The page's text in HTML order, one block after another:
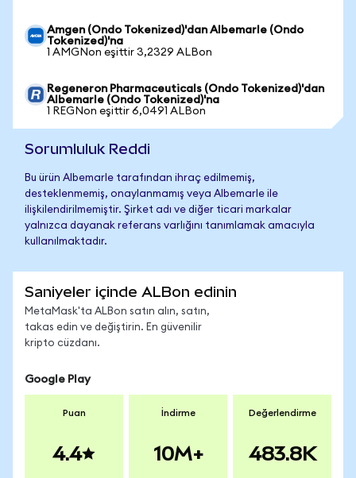
Amgen (Ondo Tokenized)'dan Albemarle (Ondo
Tokenized)'na
1 AMGNon eşittir 3,2329 ALBon
Regeneron Pharmaceuticals (Ondo Tokenized)'dan
Albemarle (Ondo Tokenized)'na
1 REGNon eşittir 6,0491 ALBon
Sorumluluk Reddi
Bu ürün Albemarle tarafından ihraç edilmemiş,
desteklenmemiş, onaylanmamış veya Albemarle ile
ilişkilendirilmemiştir. Şirket adı ve diğer ticari markalar
yalnızca dayanak referans varlığını tanımlamak amacıyla
kullanılmaktadır.
Saniyeler içinde ALBon edinin
MetaMask'ta ALBon satın alın, satın,
takas edin ve değiştirin. En güvenilir
kripto cüzdanı.
Google Play
Puan
4.4
İndirme
10M+
Değerlendirme
483.8K